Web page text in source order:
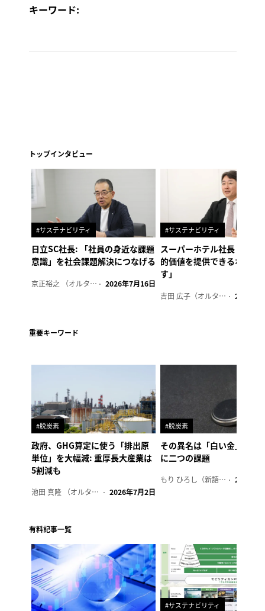
キーワード:
トップインタビュー
#サステナビリティ
日立SC社長: 「社員の身近な課題
意識」を社会課題解決につなげる
京正裕之 （オルタナ副編集長） 2026年7月16日
#サステナビリティ
スーパーホテル社長「地域
的価値を提供できるホテル
す」
吉田 広子（オルタナ輪番編集長） 2026年6
重要キーワード
#脱炭素
政府、GHG算定に使う「排出原
単位」を大幅減: 重厚長大産業は
5割減も
池田 真隆 （オルタナ輪番編集長） 2026年7月2日
#脱炭素
その異名は「白い金」、リ
に二つの課題
もり ひろし（新語ウォッチャー） 2023年7
有料記事一覧
#サステナビリティ